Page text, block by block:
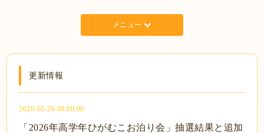
メニュー
更新情報
2026-05-26 09:00:00
「2026年高学年ひがむこお泊り会」抽選結果と追加